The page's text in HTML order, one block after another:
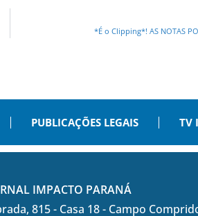
*É o Clipping*! AS NOTAS
PUBLICAÇÕES LEGAIS TV
IMPACTO PARANÁ
815 - Casa 18 - Campo